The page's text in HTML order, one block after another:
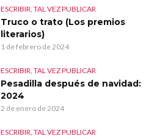
ESCRIBIR, TAL VEZ PUBLICAR
Truco o trato (Los premios
literarios)
1 de febrero de 2024
ESCRIBIR, TAL VEZ PUBLICAR
Pesadilla después de navidad:
2024
2 de enero de 2024
ESCRIBIR, TAL VEZ PUBLICAR